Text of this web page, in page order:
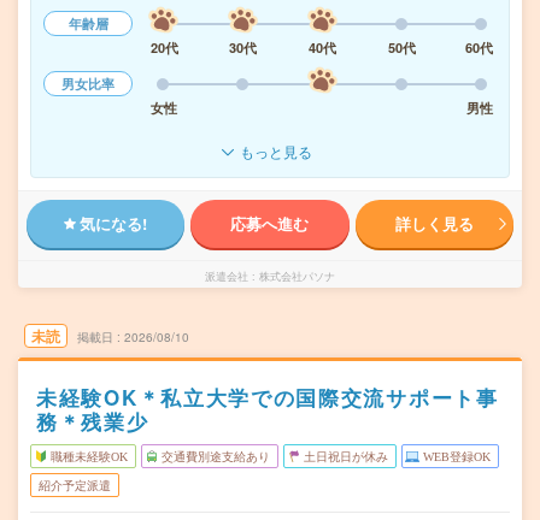
年齢層
20代
30代 40代 50代
60代
男女比率
女性
男性
もっと見る
気になる! 応募へ進む 詳しく見る
派遣会社 株式会社パソナ
未読 掲載日 2026/08/10
未経験OK＊私立大学での国際交流サポート事
務＊残業少
職種未経験OK 交通費別途支給あり 土日祝日が休み WEB登録OK
紹介予定派遣